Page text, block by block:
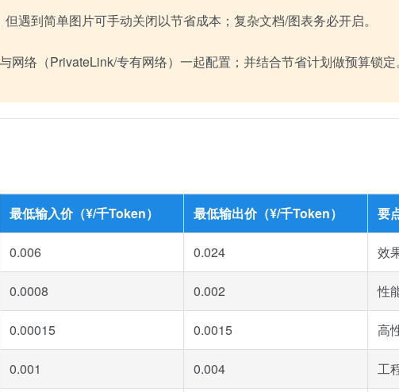
遇到简单图片可手动关闭以节省成本；复杂文档/图表务必开启。
网络（PrivateLink/专有网络）一起配置；并结合节省计划做预算锁定。
最低输入价（¥/千Token） 最低输出价（¥/千Token） 要
0.006 0.024 效
0.0008 0.002 性
0.00015 0.0015 高
0.001 0.004 工